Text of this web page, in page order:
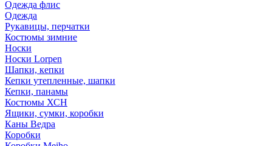
Одежда флис
Одежда
Рукавицы, перчатки
Костюмы зимние
Носки
Носки Lorpen
Шапки, кепки
Кепки утепленные, шапки
Кепки, панамы
Костюмы ХСН
Ящики, сумки, коробки
Каны Ведра
Коробки